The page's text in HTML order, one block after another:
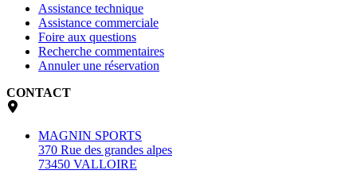
Assistance technique
Assistance commerciale
Foire aux questions
Recherche commentaires
Annuler une réservation
CONTACT
MAGNIN SPORTS
370 Rue des grandes alpes
73450 VALLOIRE